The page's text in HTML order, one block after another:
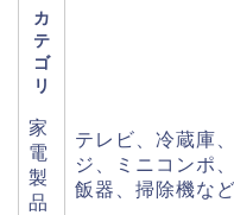
カ
テ
ゴ
リ
家
電
製
品
テレビ、冷蔵庫
ジ、ミニコンポ
飯器、掃除機など